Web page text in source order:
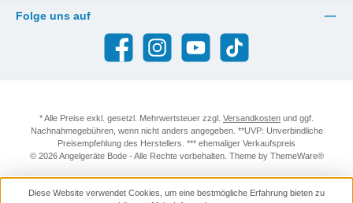
Folge uns auf
Facebook Instagram YouTube TikTok
* Alle Preise exkl. gesetzl. Mehrwertsteuer zzgl. Versandkosten und ggf.
Nachnahmegebühren, wenn nicht anders angegeben. **UVP: Unverbindliche
Preisempfehlung des Herstellers. *** ehemaliger Verkaufspreis
© 2026 Angelgeräte Bode - Alle Rechte vorbehalten. Theme by ThemeWare®
Diese Website verwendet Cookies, um eine bestmögliche Erfahrung bieten zu